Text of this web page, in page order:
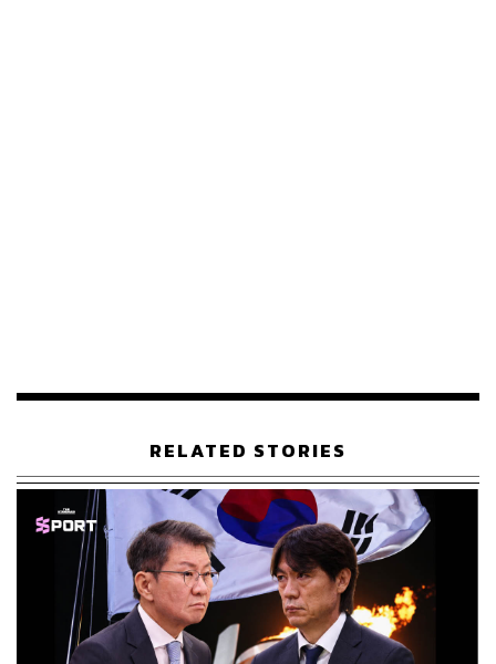
อีกต่อไป สินค้าและบริการจะล้นระบบ เศรษฐกิจจะเข้าสู่ยุค
‘abundance economy’ หรือ ‘เศรษฐกิจล้นเกิน’
อย่างไรก็ตาม เขายอมรับอย่างตรงไปตรงมาว่า โลกไม่
สามารถมีทั้ง ‘งานที่จำเป็นต้องทำ’ และ ‘ความอุดมสมบูรณ์
สำหรับทุกคน’ พร้อมกันได้ คำถามใหญ่จึงไม่ใช่เรื่อง
เทคโนโลยี แต่คือ มนุษย์จะนิยามความหมายของชีวิต
อย่างไร ในโลกหลังแรงงาน
RELATED STORIES